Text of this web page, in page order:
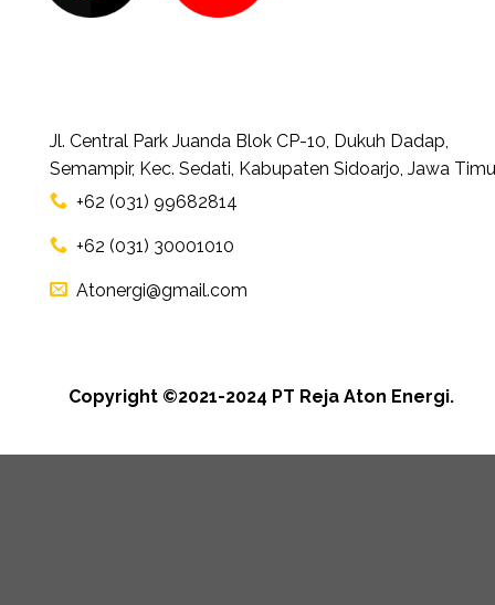
Jl. Central Park Juanda Blok CP-10, Dukuh Dadap,
Semampir, Kec. Sedati, Kabupaten Sidoarjo, Jawa
+62 (031) 99682814
+62 (031) 30001010
Atonergi@gmail.com
Copyright ©2021-2024 PT Reja Aton Energi.